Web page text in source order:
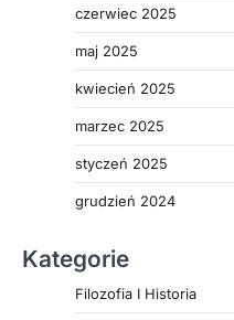
czerwiec 2025
maj 2025
kwiecień 2025
marzec 2025
styczeń 2025
grudzień 2024
Kategorie
Filozofia I Historia